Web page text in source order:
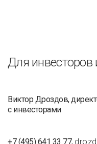
Для
Виктор Дроздов,
с инвесторами
+7 (495) 641 33 77,